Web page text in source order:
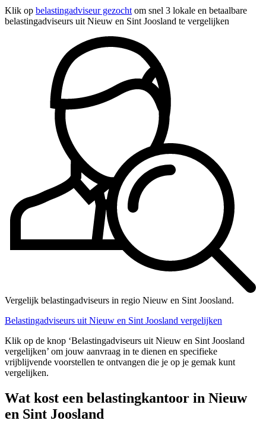
Klik op belastingadviseur gezocht om snel 3 lokale en betaalbare
belastingadviseurs uit Nieuw en Sint Joosland te vergelijken
Vergelijk belastingadviseurs in regio Nieuw en Sint Joosland.
Belastingadviseurs uit Nieuw en Sint Joosland vergelijken
Klik op de knop ‘Belastingadviseurs uit Nieuw en Sint Joosland
vergelijken’ om jouw aanvraag in te dienen en specifieke
vrijblijvende voorstellen te ontvangen die je op je gemak kunt
vergelijken.
Wat kost een belastingkantoor in Nieuw
en Sint Joosland